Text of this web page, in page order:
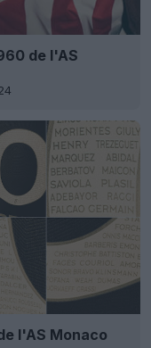
de l'AS
l'AS Monaco